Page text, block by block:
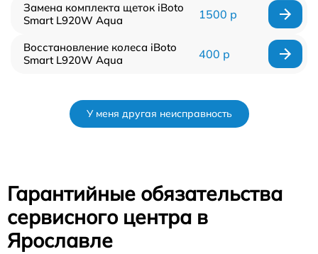
Замена комплекта щеток iBoto
Smart L920W Aqua
1500 р
Восстановление колеса iBoto
Smart L920W Aqua
400 р
У меня другая неисправность
Гарантийные обязательства
сервисного центра в
Ярославле